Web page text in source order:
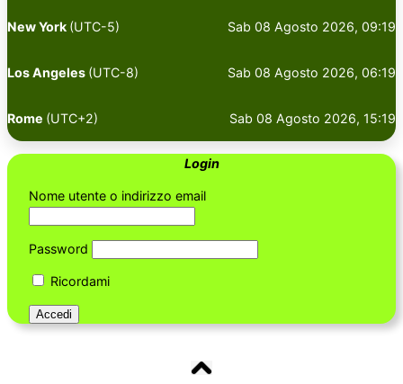
New York (UTC-5) Sab 08 Agosto 2026, 09:19
Los Angeles (UTC-8) Sab 08 Agosto 2026, 06:19
Rome (UTC+2) Sab 08 Agosto 2026, 15:19
Login
Nome utente o indirizzo email
Password
Ricordami